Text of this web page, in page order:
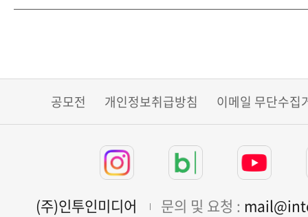
공모전 개인정보취급방침 이메일 무단수집
(주)인투인미디어 문의 및 요청 :